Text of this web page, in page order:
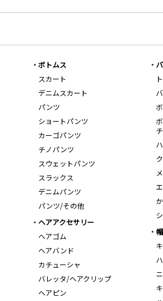
ボトムス
スカート
デニムスカート
パンツ
ショートパンツ
カーゴパンツ
チノパンツ
スウェットパンツ
スラックス
デニムパンツ
パンツ/その他
チ
ヘアアクセサリー
ヘアゴム
ヘアバンド
カチューシャ
バレッタ/ヘアクリップ
ヘアピン